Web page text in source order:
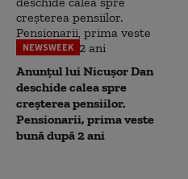
NEWSWEEK
Anunțul lui Nicușor Dan
deschide calea spre
creșterea pensiilor.
Pensionarii, prima veste
bună după 2 ani